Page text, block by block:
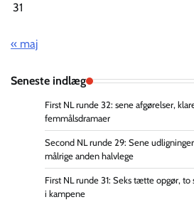
31
« maj
Seneste indlæg
First NL runde 32: sene afgørelser,
femmålsdramaer
Second NL runde 29: Sene
målrige anden halvlege
First NL runde 31: Seks tætte opgør, to
i kampene